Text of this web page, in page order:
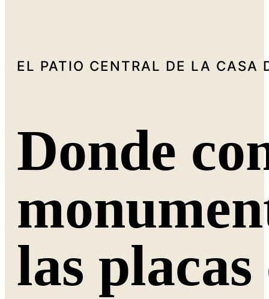
EL PATIO CENTRAL DE LA CASA
Donde
las